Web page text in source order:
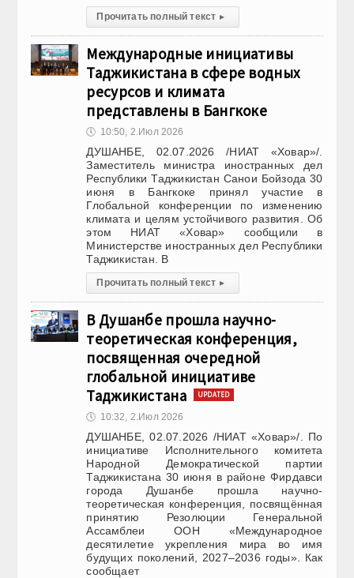
Прочитать полный текст ▸
Международные инициативы
Таджикистана в сфере водных
ресурсов и климата
представлены в Бангкоке
🕔 10:50, 2.Июл 2026
ДУШАНБЕ, 02.07.2026 /НИАТ «Ховар»/.
Заместитель министра иностранных дел
Республики Таджикистан Санои Бойзода 30
июня в Бангкоке принял участие в
Глобальной конференции по изменению
климата и целям устойчивого развития. Об
этом НИАТ «Ховар» сообщили в
Министерстве иностранных дел Республики
Таджикистан. В
Прочитать полный текст ▸
В Душанбе прошла научно-
теоретическая конференция,
посвященная очередной
глобальной инициативе
Таджикистана
UPDATED
🕔 10:32, 2.Июл 2026
ДУШАНБЕ, 02.07.2026 /НИАТ «Ховар»/. По
инициативе Исполнительного комитета
Народной Демократической партии
Таджикистана 30 июня в районе Фирдавси
города Душанбе прошла научно-
теоретическая конференция, посвящённая
принятию Резолюции Генеральной
Ассамблеи ООН «Международное
десятилетие укрепления мира во имя
будущих поколений, 2027–2036 годы». Как
сообщает